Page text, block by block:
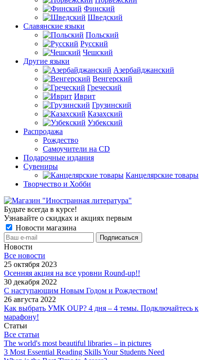
Финский
Шведский
Славянские языки
Польский
Русский
Чешский
Другие языки
Азербайджанский
Венгерский
Греческий
Иврит
Грузинский
Казахский
Узбекский
Распродажа
Рождество
Самоучители на CD
Подарочные издания
Сувениры
Канцелярские товары
Творчество и Хобби
Будьте всегда в курсе!
Узнавайте о скидках и акциях первым
Новости магазина
Новости
Все новости
25 октября 2023
Осенняя акция на все уровни Round-up!!
30 декабря 2022
С наступающим Новым Годом и Рождеством!
26 августа 2022
Как выбрать УМК OUP? 4 дня – 4 темы. Подключайтесь к
марафону!
Статьи
Все статьи
The world's most beautiful libraries – in pictures
3 Most Essential Reading Skills Your Students Need